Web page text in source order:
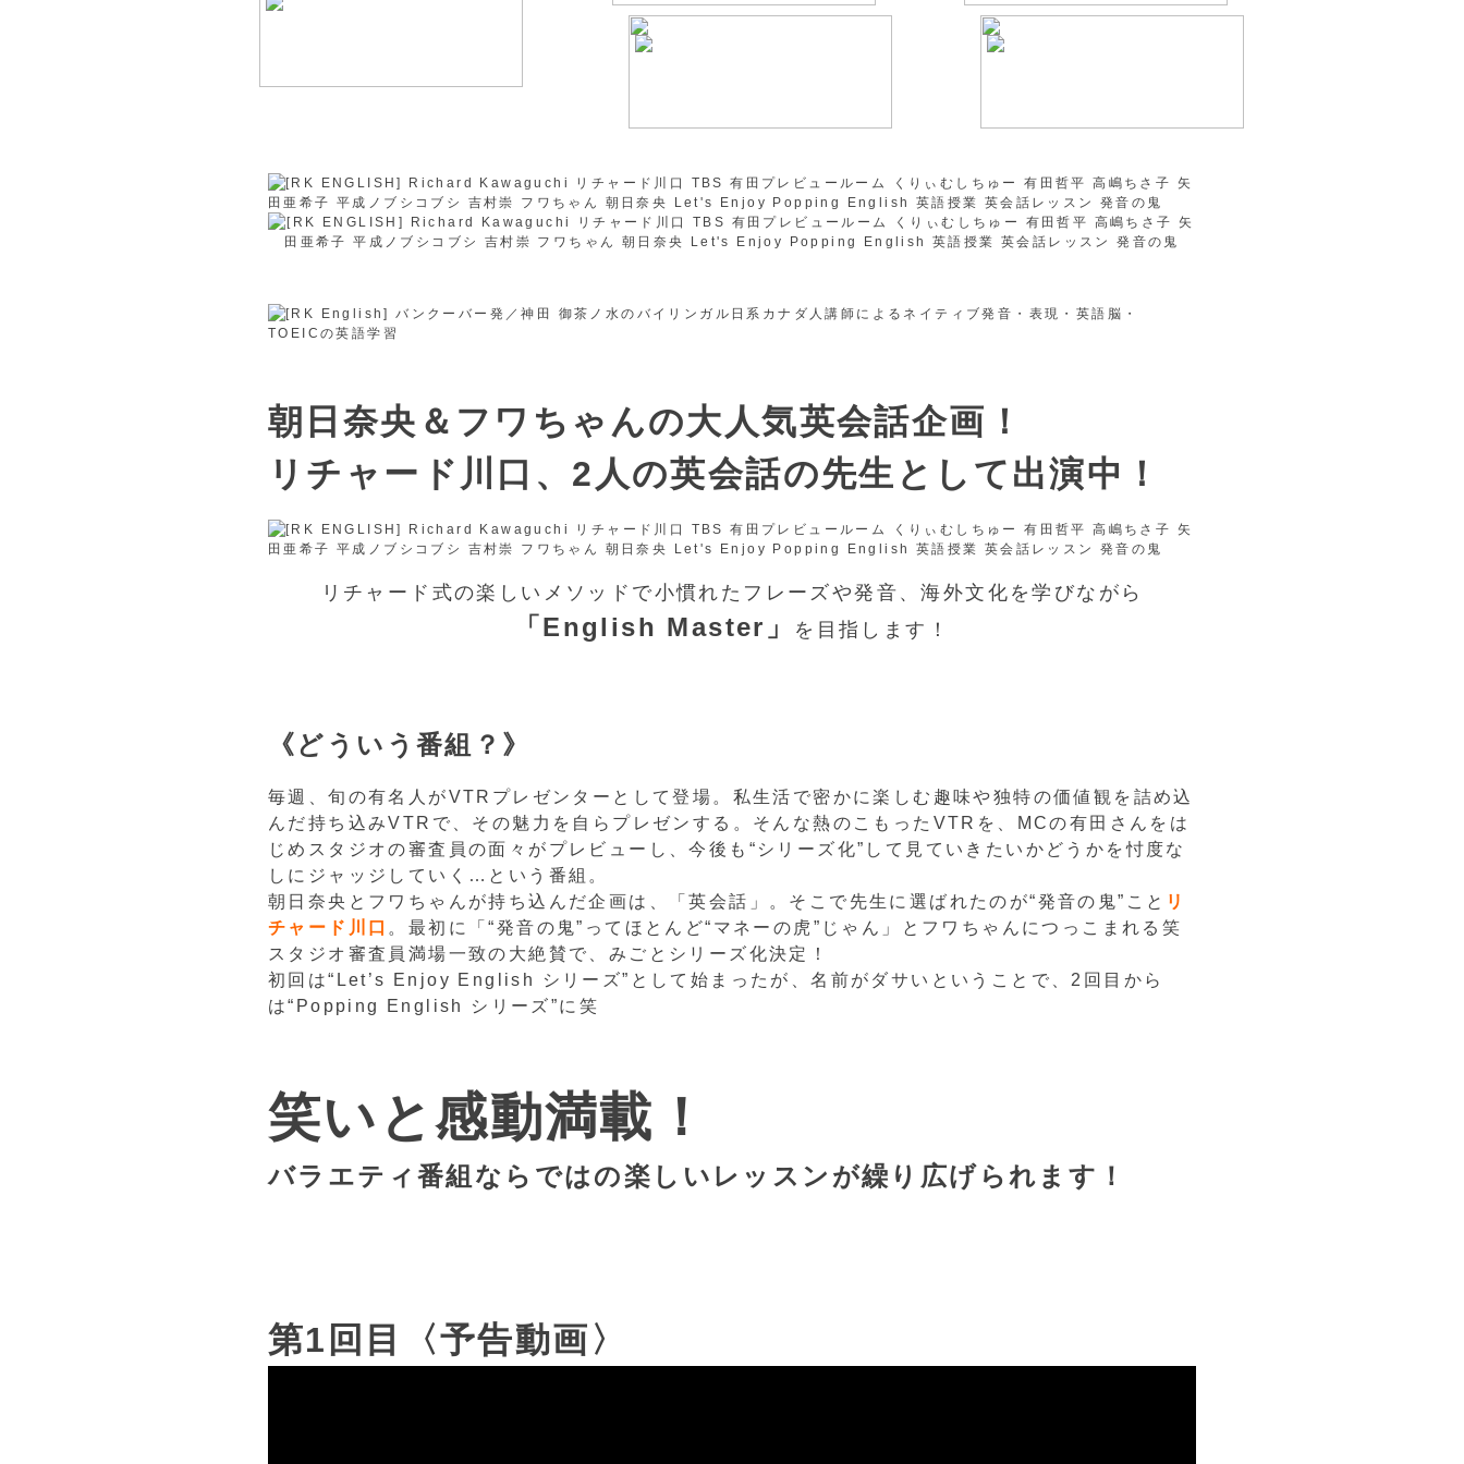
朝日奈央＆フワちゃんの大人気英会話企画！
リチャード川口、2人の英会話の先生として出演中！
リチャード式の楽しいメソッドで小慣れたフレーズや発音、海外文化を学びながら
「English Master」 を目指します！
《どういう番組？》
毎週、旬の有名人がVTRプレゼンターとして登場。私生活で密かに楽しむ趣味や独特の価値観を詰め込
んだ持ち込みVTRで、その魅力を自らプレゼンする。そんな熱のこもったVTRを、MCの有田さんをは
じめスタジオの審査員の面々がプレビューし、今後も“シリーズ化”して見ていきたいかどうかを忖度な
しにジャッジしていく…という番組。
朝日奈央とフワちゃんが持ち込んだ企画は、「英会話」。そこで先生に選ばれたのが“発音の鬼”こと リ
チャード川口 。最初に「“発音の鬼”ってほとんど“マネーの虎”じゃん」とフワちゃんにつっこまれる笑
スタジオ審査員満場一致の大絶賛で、みごとシリーズ化決定！
初回は“Let’s Enjoy English シリーズ”として始まったが、名前がダサいということで、2回目から
は“Popping English シリーズ”に笑
笑いと感動満載！
バラエティ番組ならではの楽しいレッスンが繰り広げられます！
第1回目〈予告動画〉